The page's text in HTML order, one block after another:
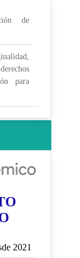
de
para